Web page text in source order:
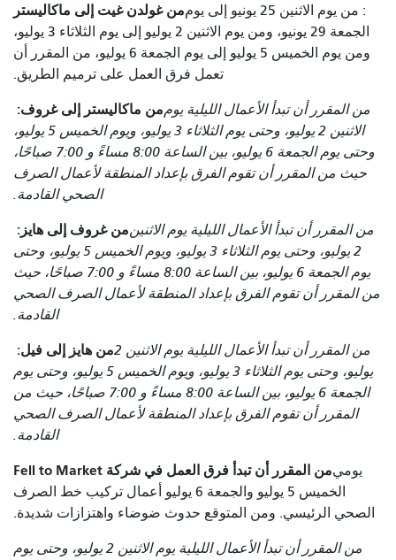
من غولدن غيت إلى ماكاليستر: من يوم الاثنين 25 يونيو إلى يوم
الجمعة 29 يونيو، ومن يوم الاثنين 2 يوليو إلى يوم الثلاثاء 3 يوليو،
ومن يوم الخميس 5 يوليو إلى يوم الجمعة 6 يوليو، من المقرر أن
تعمل فرق العمل على ترميم الطريق.
من ماكاليستر إلى غروف:من المقرر أن تبدأ الأعمال الليلية يوم
الاثنين 2 يوليو، وحتى يوم الثلاثاء 3 يوليو، ويوم الخميس 5 يوليو،
وحتى يوم الجمعة 6 يوليو، بين الساعة 8:00 مساءً و 7:00 صباحًا،
حيث من المقرر أن تقوم الفرق بإعداد المنطقة لأعمال الصرف
الصحي القادمة.
من غروف إلى هايز:من المقرر أن تبدأ الأعمال الليلية يوم الاثنين
2 يوليو، وحتى يوم الثلاثاء 3 يوليو، ويوم الخميس 5 يوليو، وحتى
يوم الجمعة 6 يوليو، بين الساعة 8:00 مساءً و 7:00 صباحًا، حيث
من المقرر أن تقوم الفرق بإعداد المنطقة لأعمال الصرف الصحي
القادمة.
من هايز إلى فيل:من المقرر أن تبدأ الأعمال الليلية يوم الاثنين 2
يوليو، وحتى يوم الثلاثاء 3 يوليو، ويوم الخميس 5 يوليو، وحتى يوم
الجمعة 6 يوليو، بين الساعة 8:00 مساءً و 7:00 صباحًا، حيث من
المقرر أن تقوم الفرق بإعداد المنطقة لأعمال الصرف الصحي
القادمة.
من المقرر أن تبدأ فرق العمل في شركة Fell to Marketيومي
الخميس 5 يوليو والجمعة 6 يوليو أعمال تركيب خط الصرف
الصحي الرئيسي. ومن المتوقع حدوث ضوضاء واهتزازات شديدة.
من المقرر أن تبدأ الأعمال الليلية يوم الاثنين 2 يوليو، وحتى يوم